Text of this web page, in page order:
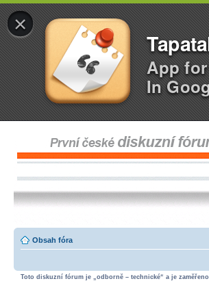
×
App
In
Obsah fóra
Toto diskuzní fórum je „odborně – technické“ a je